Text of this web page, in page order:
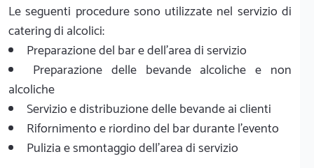
Le seguenti procedure sono utilizzate nel servizio di
catering di alcolici:
Preparazione del bar e dell'area di servizio
Preparazione delle bevande alcoliche e non
alcoliche
Servizio e distribuzione delle bevande ai clienti
Rifornimento e riordino del bar durante l'evento
Pulizia e smontaggio dell'area di servizio